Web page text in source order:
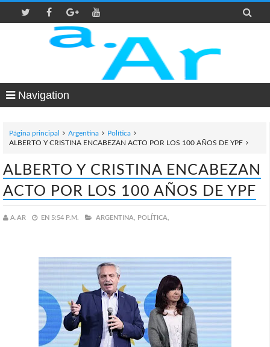

Navigation
Página principal Argentina
Política
ALBERTO Y CRISTINA ENCABEZAN ACTO POR LOS 100 AÑOS DE YPF
ALBERTO Y CRISTINA ENCABEZAN
ACTO POR LOS 100 AÑOS DE YPF
A.AR EN 5:54 P.M. ARGENTINA, POLÍTICA,